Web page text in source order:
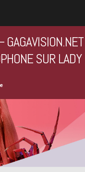
GAGAVISION.NET
SUR LADY